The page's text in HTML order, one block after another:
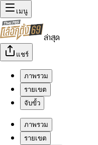
เมนู
ล่าสุด
แชร์
ภาพรวม
รายเขต
จับขั้ว
ภาพรวม
รายเขต